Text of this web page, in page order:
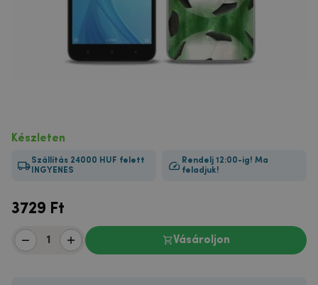
Készleten
Szállítás 24000 HUF felett
INGYENES
Rendelj 12:00-ig! Ma
feladjuk!
3729 Ft
Vásároljon